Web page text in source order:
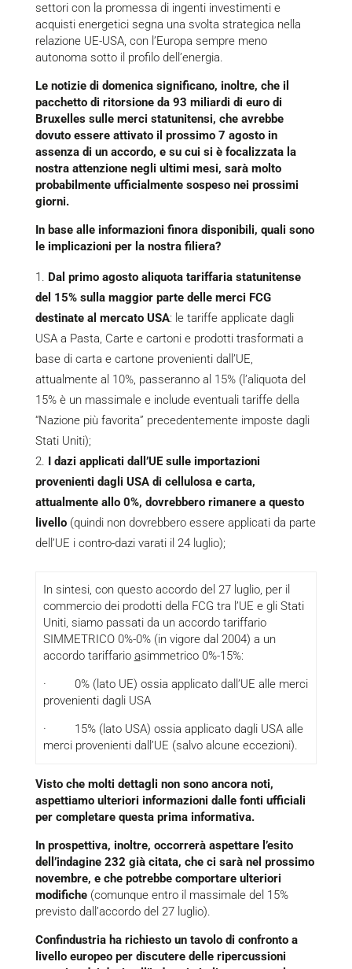
settori con la promessa di ingenti investimenti e
acquisti energetici segna una svolta strategica nella
relazione UE-USA, con l’Europa sempre meno
autonoma sotto il profilo dell’energia.
Le notizie di domenica significano, inoltre, che il
pacchetto di ritorsione da 93 miliardi di euro di
Bruxelles sulle merci statunitensi, che avrebbe
dovuto essere attivato il prossimo 7 agosto in
assenza di un accordo, e su cui si è focalizzata la
nostra attenzione negli ultimi mesi, sarà molto
probabilmente ufficialmente sospeso nei prossimi
giorni.
In base alle informazioni finora disponibili, quali sono
le implicazioni per la nostra filiera?
Dal primo agosto aliquota tariffaria statunitense
del 15% sulla maggior parte delle merci FCG
destinate al mercato USA: le tariffe applicate dagli
USA a Pasta, Carte e cartoni e prodotti trasformati a
base di carta e cartone provenienti dall’UE,
attualmente al 10%, passeranno al 15% (l’aliquota del
15% è un massimale e include eventuali tariffe della
“Nazione più favorita” precedentemente imposte dagli
Stati Uniti);
I dazi applicati dall’UE sulle importazioni
provenienti dagli USA di cellulosa e carta,
attualmente allo 0%, dovrebbero rimanere a questo
livello (quindi non dovrebbero essere applicati da parte
dell’UE i contro-dazi varati il 24 luglio);
In sintesi, con questo accordo del 27 luglio, per il
commercio dei prodotti della FCG tra l’UE e gli Stati
Uniti, siamo passati da un accordo tariffario
SIMMETRICO 0%-0% (in vigore dal 2004) a un
accordo tariffario asimmetrico 0%-15%:
· 0% (lato UE) ossia applicato dall’UE alle merci
provenienti dagli USA
· 15% (lato USA) ossia applicato dagli USA alle
merci provenienti dall’UE (salvo alcune eccezioni).
Visto che molti dettagli non sono ancora noti,
aspettiamo ulteriori informazioni dalle fonti ufficiali
per completare questa prima informativa.
In prospettiva, inoltre, occorrerà aspettare l’esito
dell’indagine 232 già citata, che ci sarà nel prossimo
novembre, e che potrebbe comportare ulteriori
modifiche(comunque entro il massimale del 15%
previsto dall’accordo del 27 luglio).
Confindustria ha richiesto un tavolo di confronto a
livello europeo per discutere delle ripercussioni